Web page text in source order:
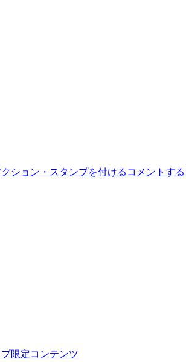
クション・スタンプを付ける コメントする
限定コンテンツ